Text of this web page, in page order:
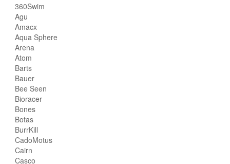
360Swim
Agu
Amacx
Aqua Sphere
Arena
Atom
Barts
Bauer
Bee Seen
Bioracer
Bones
Botas
BurrKill
CadoMotus
Cairn
Casco